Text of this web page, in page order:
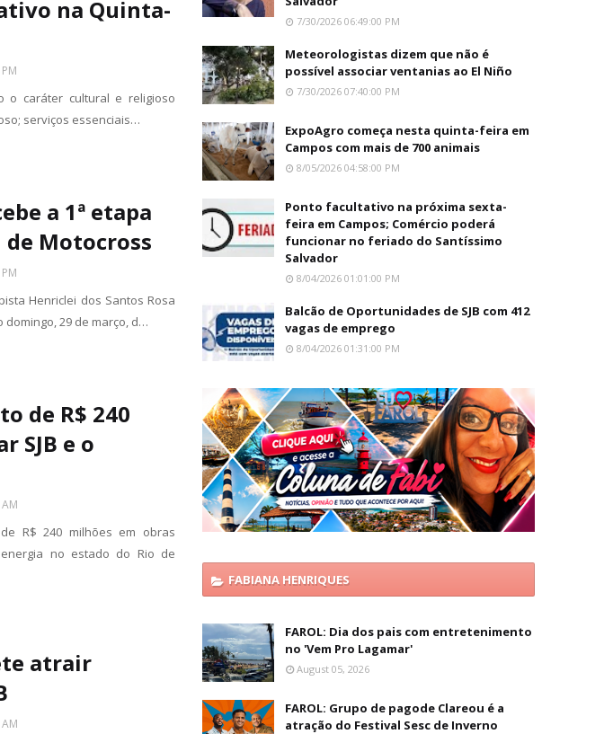
na Quinta-
o caráter cultural e religioso
serviços essenciais…
a 1ª etapa
de Motocross
Henriclei dos Santos Rosa
domingo, 29 de março, d…
de R$ 240
SJB e o
R$ 240 milhões em obras
no estado do Rio de
atrair
7/30/2026 06:49:00 PM
Meteorologistas dizem que não é
possível associar ventanias ao El Niño
7/30/2026 07:40:00 PM
ExpoAgro começa nesta quinta-feira em
Campos com mais de 700 animais
8/05/2026 04:58:00 PM
Ponto facultativo na próxima sexta-
feira em Campos; Comércio poderá
funcionar no feriado do Santíssimo
Salvador
8/04/2026 01:01:00 PM
Balcão de Oportunidades de SJB com 412
vagas de emprego
8/04/2026 01:31:00 PM
FABIANA HENRIQUES
FAROL: Dia dos pais com entretenimento
no 'Vem Pro Lagamar'
August 05, 2026
FAROL: Grupo de pagode Clareou é a
atração do Festival Sesc de Inverno